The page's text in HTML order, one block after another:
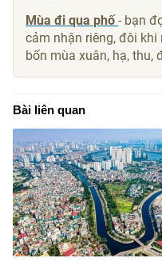
Mùa đi qua phố - bạn
cảm nhận riêng, đôi khi
bốn mùa xuân, hạ, thu,
Bài liên quan